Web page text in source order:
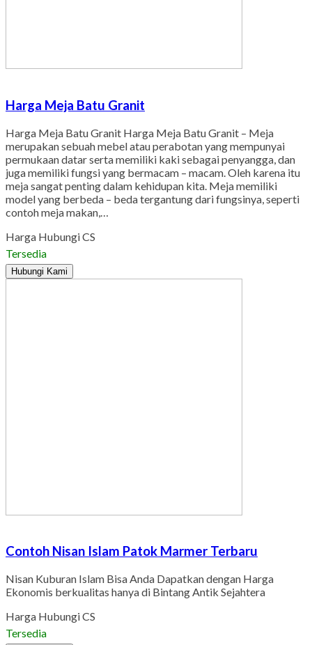
Harga Meja Batu Granit
Harga Meja Batu Granit Harga Meja Batu Granit – Meja
merupakan sebuah mebel atau perabotan yang mempunyai
permukaan datar serta memiliki kaki sebagai penyangga, dan
juga memiliki fungsi yang bermacam – macam. Oleh karena itu
meja sangat penting dalam kehidupan kita. Meja memiliki
model yang berbeda – beda tergantung dari fungsinya, seperti
contoh meja makan,…
Harga Hubungi CS
Tersedia
Hubungi Kami
Contoh Nisan Islam Patok Marmer Terbaru
Nisan Kuburan Islam Bisa Anda Dapatkan dengan Harga
Ekonomis berkualitas hanya di Bintang Antik Sejahtera
Harga Hubungi CS
Tersedia